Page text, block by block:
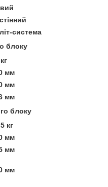
система
блоку
мм
мм
мм
блоку
кг
мм
мм
мм